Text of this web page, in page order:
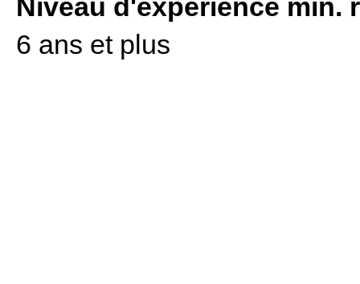
Niveau d'expérience min.
6 ans et plus